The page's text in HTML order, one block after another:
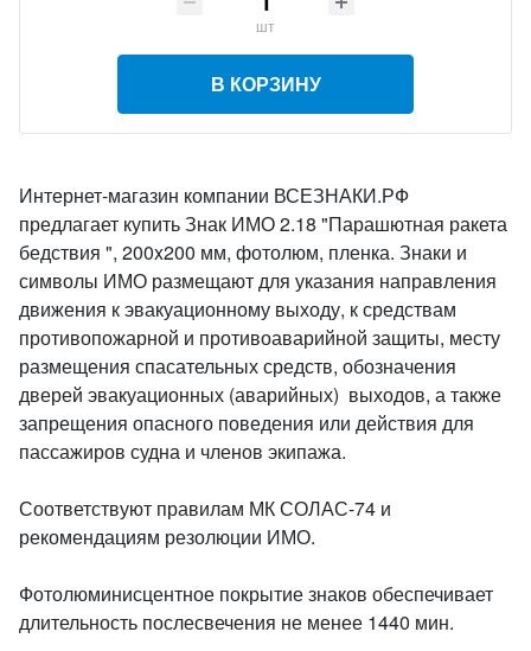
шт
В КОРЗИНУ
Интернет-магазин компании ВСЕЗНАКИ.РФ
предлагает купить Знак ИМО 2.18 "Парашютная ракета
бедствия ", 200x200 мм, фотолюм, пленка. Знаки и
символы ИМО размещают для указания направления
движения к эвакуационному выходу, к средствам
противопожарной и противоаварийной защиты, месту
размещения спасательных средств, обозначения
дверей эвакуационных (аварийных) выходов, а также
запрещения опасного поведения или действия для
пассажиров судна и членов экипажа.
Соответствуют правилам МК СОЛАС-74 и
рекомендациям резолюции ИМО.
Фотолюминисцентное покрытие знаков обеспечивает
длительность послесвечения не менее 1440 мин.